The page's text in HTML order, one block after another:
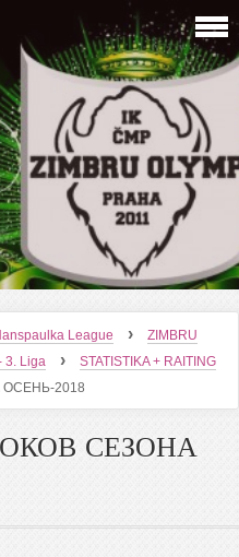
League ›
ZIMBRU
3. Liga › STATISTIKA + RAITING
2018
СЕЗОНА